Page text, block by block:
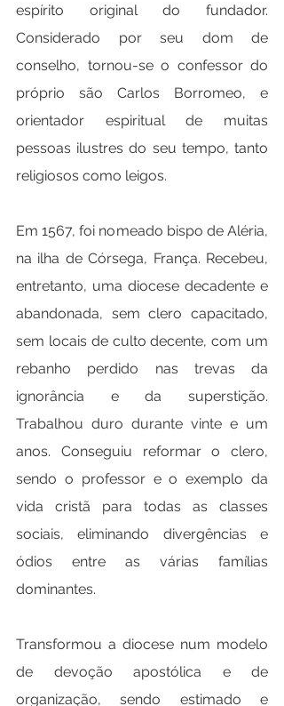
espírito original do fundador.
Considerado por seu dom de
conselho, tornou-se o confessor do
próprio são Carlos Borromeo, e
orientador espiritual de muitas
pessoas ilustres do seu tempo, tanto
religiosos como leigos.
Em 1567, foi nomeado bispo de Aléria,
na ilha de Córsega, França. Recebeu,
entretanto, uma diocese decadente e
abandonada, sem clero capacitado,
sem locais de culto decente, com um
rebanho perdido nas trevas da
ignorância e da superstição.
Trabalhou duro durante vinte e um
anos. Conseguiu reformar o clero,
sendo o professor e o exemplo da
vida cristã para todas as classes
sociais, eliminando divergências e
ódios entre as várias famílias
dominantes.
Transformou a diocese num modelo
de devoção apostólica e de
organização, sendo estimado e